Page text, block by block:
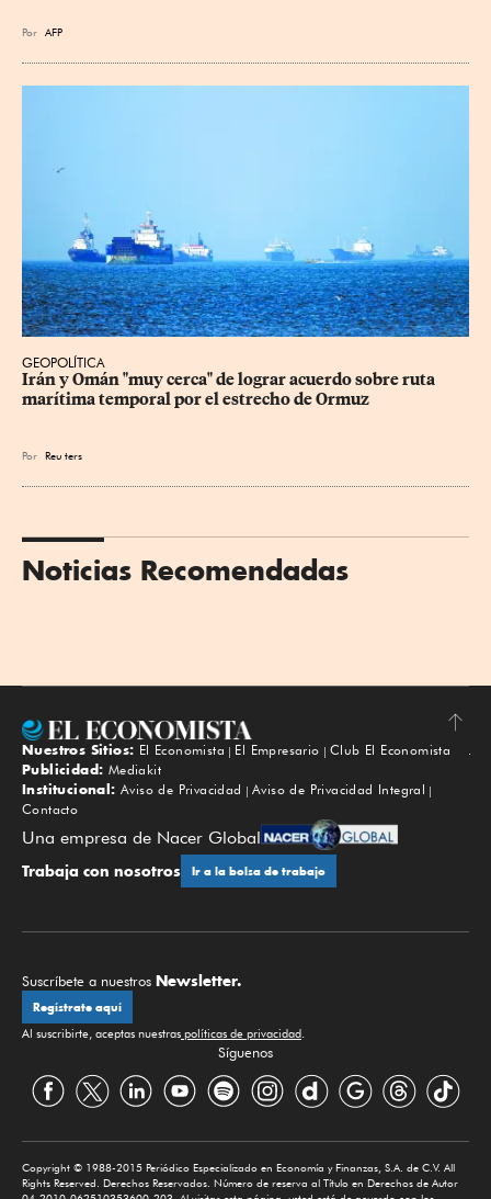
Por AFP
GEOPOLÍTICA
Irán y Omán "muy cerca" de lograr acuerdo sobre ruta
marítima temporal por el estrecho de Ormuz
Por Reu ters
Noticias Recomendadas
Subir
Nuestros Sitios: El Economista El Empresario
Club El Economista
Publicidad: Mediakit
Institucional: Aviso de Privacidad
Aviso de Privacidad Integral
Contacto
Una empresa de Nacer Global
Trabaja con nosotros Ir a la bolsa de trabajo
Suscríbete a nuestros Newsletter.
Regístrate aquí
Al suscribirte, aceptas nuestras políticas de privacidad.
Síguenos
Copyright © 1988-2015 Periódico Especializado en Economía y Finanzas, S.A. de C.V. All
Rights Reserved. Derechos Reservados. Número de reserva al Título en Derechos de Autor